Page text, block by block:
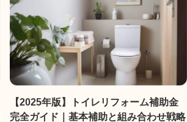
【2025年版】トイレリフォーム補助金
完全ガイド｜基本補助と組み合わせ戦略